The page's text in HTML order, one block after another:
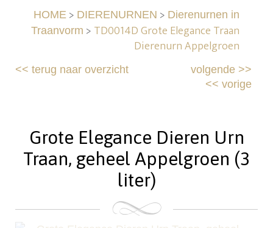
HOME> DIERENURNEN > Dierenurnen in
Traanvorm > TD0014D Grote Elegance Traan
Dierenurn Appelgroen
<<terug naar overzicht volgende>>
<< vorige
Grote Elegance Dieren Urn
Traan, geheel Appelgroen (3
liter)